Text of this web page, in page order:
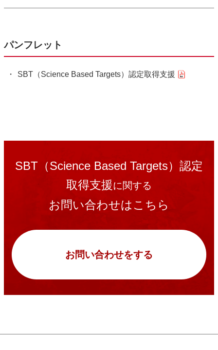
パンフレット
SBT（Science Based Targets）認定取得支援
SBT（Science Based Targets）認定
取得支援に関する
お問い合わせはこちら
お問い合わせをする